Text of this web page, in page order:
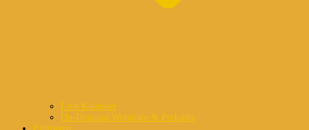
Live Kalender
On-Demand-Webinare & Podcasts